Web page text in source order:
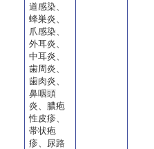
道感染、
蜂巣炎、
爪感染、
外耳炎、
中耳炎、
歯周炎、
歯肉炎、
鼻咽頭
炎、膿疱
性皮疹、
帯状疱
疹、尿路